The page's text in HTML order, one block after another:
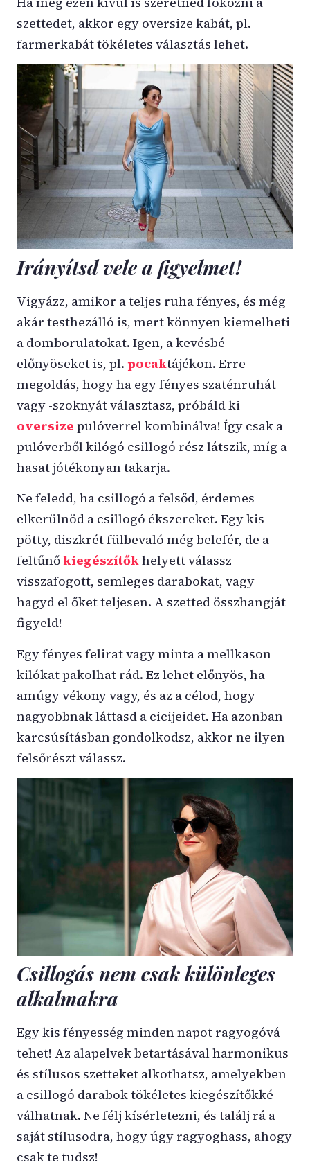
szettedet, akkor egy oversize kabát, pl.
farmerkabát tökéletes választás lehet.
Irányítsd vele a figyelmet!
Vigyázz, amikor a teljes ruha fényes, és még
akár testhezálló is, mert könnyen kiemelheti
a domborulatokat. Igen, a kevésbé
előnyöseket is, pl. pocaktájékon. Erre
megoldás, hogy ha egy fényes szaténruhát
vagy -szoknyát választasz, próbáld ki
oversize pulóverrel kombinálva! Így csak a
pulóverből kilógó csillogó rész látszik, míg a
hasat jótékonyan takarja.
Ne feledd, ha csillogó a felsőd, érdemes
elkerülnöd a csillogó ékszereket. Egy kis
pötty, diszkrét fülbevaló még belefér, de a
feltűnőkiegészítőkhelyett válassz
visszafogott, semleges darabokat, vagy
hagyd el őket teljesen. A szetted összhangját
figyeld!
Egy fényes felirat vagy minta a mellkason
kilókat pakolhat rád. Ez lehet előnyös, ha
amúgy vékony vagy, és az a célod, hogy
nagyobbnak láttasd a cicijeidet. Ha azonban
karcsúsításban gondolkodsz, akkor ne ilyen
felsőrészt válassz.
Csillogás nem csak különleges
alkalmakra
Egy kis fényesség minden napot ragyogóvá
tehet! Az alapelvek betartásával harmonikus
és stílusos szetteket alkothatsz, amelyekben
a csillogó darabok tökéletes kiegészítőkké
válhatnak. Ne félj kísérletezni, és találj rá a
saját stílusodra, hogy úgy ragyoghass, ahogy
csak te tudsz!